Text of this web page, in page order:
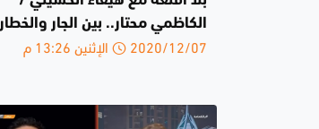
الكاظمي محتار.. بين الجار والخطار
2020/12/07 الإثنين 13:26 م